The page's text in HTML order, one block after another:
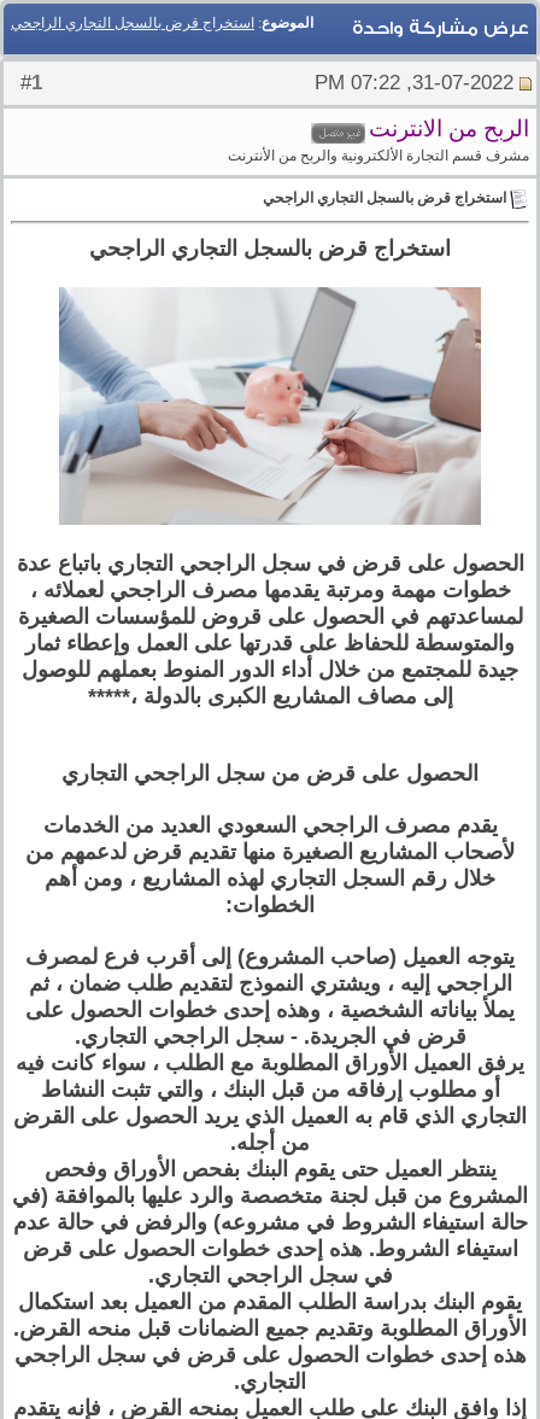
الموضوع: استخراج قرض بالسجل التجاري الراجحي عرض مشاركة واحدة
1
الربح من الانترنت
مشرف قسم التجارة الألكترونية والربح من الأنترنت
استخراج قرض بالسجل التجاري الراجحي
استخراج قرض بالسجل التجاري الراجحي
الحصول على قرض في سجل الراجحي التجاري باتباع عدة
خطوات مهمة ومرتبة يقدمها مصرف الراجحي لعملائه ،
لمساعدتهم في الحصول على قروض للمؤسسات الصغيرة
والمتوسطة للحفاظ على قدرتها على العمل وإعطاء ثمار
جيدة للمجتمع من خلال أداء الدور المنوط بعملهم للوصول
إلى مصاف المشاريع الكبرى بالدولة ،*****
الحصول على قرض من سجل الراجحي التجاري
يقدم مصرف الراجحي السعودي العديد من الخدمات
لأصحاب المشاريع الصغيرة منها تقديم قرض لدعمهم من
خلال رقم السجل التجاري لهذه المشاريع ، ومن أهم
الخطوات:
يتوجه العميل (صاحب المشروع) إلى أقرب فرع لمصرف
الراجحي إليه ، ويشتري النموذج لتقديم طلب ضمان ، ثم
يملأ بياناته الشخصية ، وهذه إحدى خطوات الحصول على
قرض في الجريدة. - سجل الراجحي التجاري.
يرفق العميل الأوراق المطلوبة مع الطلب ، سواء كانت فيه
أو مطلوب إرفاقه من قبل البنك ، والتي تثبت النشاط
التجاري الذي قام به العميل الذي يريد الحصول على القرض
من أجله.
ينتظر العميل حتى يقوم البنك بفحص الأوراق وفحص
المشروع من قبل لجنة متخصصة والرد عليها بالموافقة (في
حالة استيفاء الشروط في مشروعه) والرفض في حالة عدم
استيفاء الشروط. هذه إحدى خطوات الحصول على قرض
في سجل الراجحي التجاري.
يقوم البنك بدراسة الطلب المقدم من العميل بعد استكمال
الأوراق المطلوبة وتقديم جميع الضمانات قبل منحه القرض.
هذه إحدى خطوات الحصول على قرض في سجل الراجحي
التجاري.
إذا وافق البنك على طلب العميل بمنحه القرض ، فإنه يتقدم